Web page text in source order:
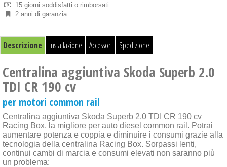
15 giorni soddisfatti o rimborsati
2 anni di garanzia
Descrizione Installazione Accessori Spedizione
Centralina aggiuntiva Skoda Superb 2.0
TDI CR 190 cv
per motori common rail
Centralina aggiuntiva Skoda Superb 2.0 TDI CR 190 cv
Racing Box, la migliore per auto diesel common rail. Potrai
aumentare potenza e coppia e diminuire i consumi grazie alla
tecnologia della centralina Racing Box. Sorpassi lenti,
continui cambi di marcia e consumi elevati non saranno più
un problema: